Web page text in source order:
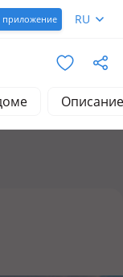
приложение RU
Описание